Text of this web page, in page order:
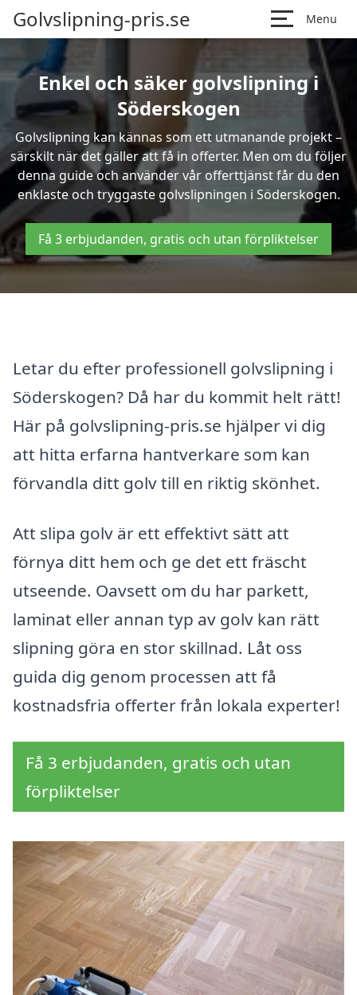
Golvslipning-pris.se Menu
Enkel och säker golvslipning i
Söderskogen
Golvslipning kan kännas som ett utmanande projekt –
särskilt när det gäller att få in offerter. Men om du följer
denna guide och använder vår offerttjänst får du den
enklaste och tryggaste golvslipningen i Söderskogen.
Få 3 erbjudanden, gratis och utan förpliktelser
Letar du efter professionell golvslipning i
Söderskogen? Då har du kommit helt rätt!
Här på golvslipning-pris.se hjälper vi dig
att hitta erfarna hantverkare som kan
förvandla ditt golv till en riktig skönhet.
Att slipa golv är ett effektivt sätt att
förnya ditt hem och ge det ett fräscht
utseende. Oavsett om du har parkett,
laminat eller annan typ av golv kan rätt
slipning göra en stor skillnad. Låt oss
guida dig genom processen att få
kostnadsfria offerter från lokala experter!
Få 3 erbjudanden, gratis och utan
förpliktelser